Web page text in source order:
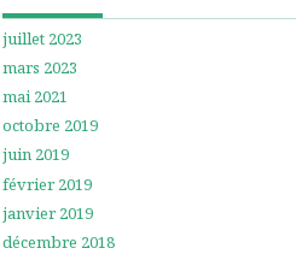
juillet 2023
mars 2023
mai 2021
octobre 2019
juin 2019
février 2019
janvier 2019
décembre 2018